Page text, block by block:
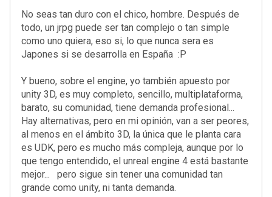
No seas tan duro con el chico, hombre. Después de
todo, un jrpg puede ser tan complejo o tan simple
como uno quiera, eso si, lo que nunca sera es
Japones si se desarrolla en España :P
Y bueno, sobre el engine, yo también apuesto por
unity 3D, es muy completo, sencillo, multiplataforma,
barato, su comunidad, tiene demanda profesional...
Hay alternativas, pero en mi opinión, van a ser peores,
al menos en el ámbito 3D, la única que le planta cara
es UDK, pero es mucho más compleja, aunque por lo
que tengo entendido, el unreal engine 4 está bastante
mejor... pero sigue sin tener una comunidad tan
grande como unity, ni tanta demanda.